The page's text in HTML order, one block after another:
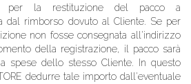
per la restituzione del pacco a
dal rimborso dovuto al Cliente. Se per
non fosse consegnata all'indirizzo
della registrazione, il pacco sarà
a spese dello stesso Cliente. In questo
dedurre tale importo dall'eventuale